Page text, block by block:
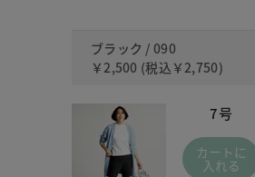
ブラック / 090
￥2,500 (税込 ￥2,750)
7号
カートに
入れる